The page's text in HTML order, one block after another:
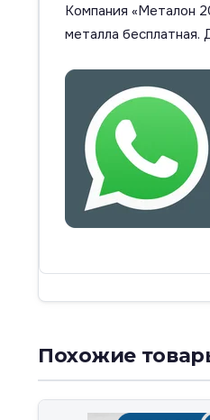
Компания «Металон
металла бесплатная.
Похожие